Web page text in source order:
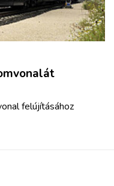
felújításához